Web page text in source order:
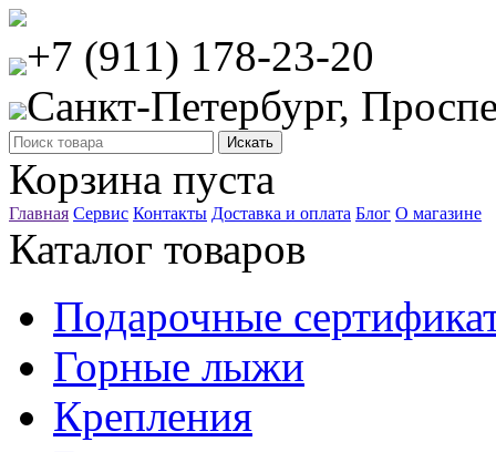
+7 (911) 178-23-20
Санкт-Петербург,
Корзина пуста
Главная Сервис Контакты Доставка и оплата Блог О магазине
Каталог товаров
Подарочные
Горные лыжи
Крепления